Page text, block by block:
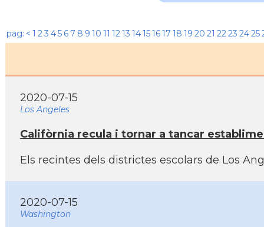
pag: < 1 23 45 6 7 8 9 10 11 1213 14151617 18 19 20 21 2223 2425
2020-07-15
Los Angeles
Califòrnia recula i tornar a tancar
Els recintes dels districtes escolars de Los
2020-07-15
Washington